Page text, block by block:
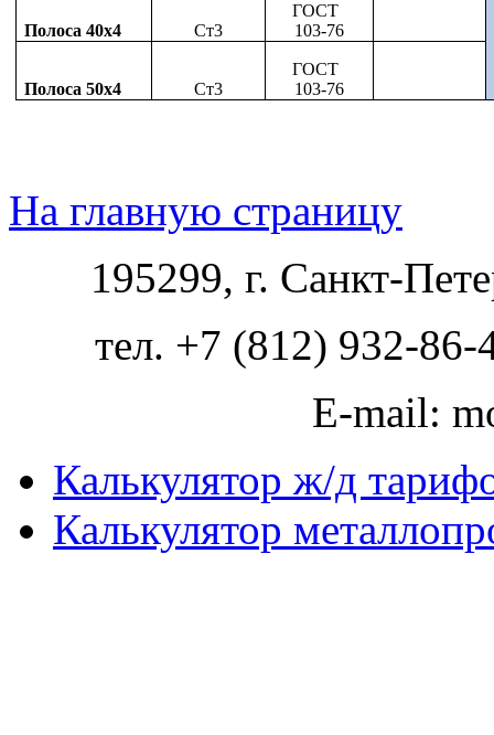
Полоса 40x4 Ст3
ГОСТ
103-76
Полоса 50x4 Ст3
ГОСТ
103-76
На главную страницу
195299, г. Санкт-
тел. +7 (812) 932-
E-mail:
Калькулятор ж/д
Калькулятор